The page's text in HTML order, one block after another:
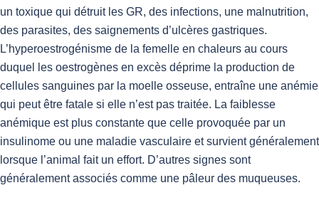
un toxique qui détruit les GR, des infections, une malnutrition,
des parasites, des saignements d’ulcères gastriques.
L’hyperoestrogénisme de la femelle en chaleurs au cours
duquel les oestrogènes en excès déprime la production de
cellules sanguines par la moelle osseuse, entraîne une anémie
qui peut être fatale si elle n’est pas traitée. La faiblesse
anémique est plus constante que celle provoquée par un
insulinome ou une maladie vasculaire et survient généralement
lorsque l’animal fait un effort. D’autres signes sont
généralement associés comme une pâleur des muqueuses.